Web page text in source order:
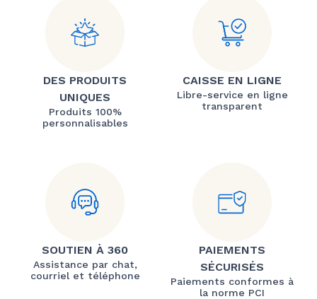
DES PRODUITS
UNIQUES
Produits 100%
personnalisables
CAISSE EN LIGNE
Libre-service en ligne
transparent
SOUTIEN À 360
Assistance par chat,
courriel et téléphone
PAIEMENTS
SÉCURISÉS
Paiements conformes à
la norme PCI